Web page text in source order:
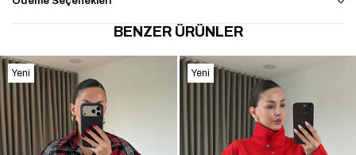
BENZER ÜRÜNLER
Yeni
Ürün
Yeni